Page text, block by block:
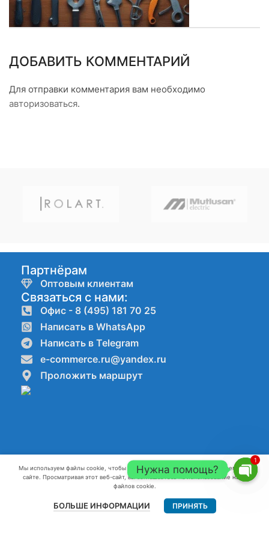
ДОБАВИТЬ КОММЕНТАРИЙ
Для отправки комментария вам необходимо
авторизоваться.
Партнёрам
Оптовым клиентам
Связаться с нами:
Офис - 8 (495) 181 70 25
Написать в WhatsApp
Написать в Telegram
e-commerce.ru@yandex.ru
Проложить маршрут
Компании ООО"КАНАТ" ИНН:7720861623 ОГРН:1227700082796 г.
Москва 2022-2026 г.
Мы используем файлы cookie, чтобы улучшить ваш опыт работы на нашем веб-
сайте. Просматривая этот веб-сайт, вы соглашаетесь на использование нами
файлов cookie.
БОЛЬШЕ ИНФОРМАЦИИ ПРИНЯТЬ
Разработка и продвижение сайтов webseed.ru
Главная Меню Контакты
Нужна помощь?
Open
1